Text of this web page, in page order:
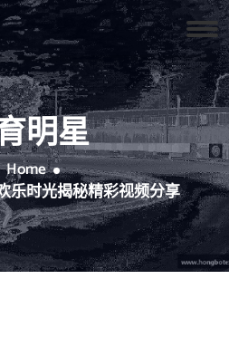
明星
Home
乐时光揭秘精彩视频分享